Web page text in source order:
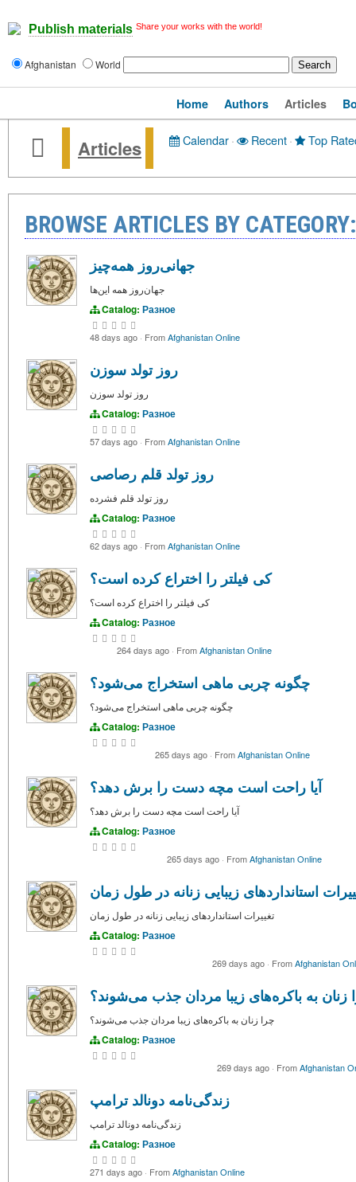
Publish materials Share your works with the world!
Afghanistan World
Home Authors Articles
Articles Calendar· Recent· Top
BROWSE ARTICLES BY
جهانی‌روز همه‌چیز
جهان‌روز همه این‌ها
Catalog: Разное
48 days ago · FromAfghanistan Online
روز تولد سوزن
روز تولد سوزن
Catalog: Разное
57 days ago · FromAfghanistan Online
روز تولد قلم رصاصی
روز تولد قلم فشرده
Catalog: Разное
62 days ago · FromAfghanistan Online
کی فیلتر را اختراع کرده است؟
کی فیلتر را اختراع کرده است؟
Catalog: Разное
264 days ago · FromAfghanistan Online
چگونه چربی ماهی استخراج می‌شود؟
چگونه چربی ماهی استخراج می‌شود؟
Catalog: Разное
265 days ago · FromAfghanistan Online
آیا راحت است مچه دست را برش دهد؟
آیا راحت است مچه دست را برش دهد؟
Catalog: Разное
265 days ago · FromAfghanistan Online
استانداردهای زیبایی زنانه در طول زمان
تغییرات استانداردهای زیبایی زنانه در طول زمان
Catalog: Разное
269 days ago · FromAfghanistan
زنان به باکره‌های زیبا مردان جذب می‌شوند؟
چرا زنان به باکره‌های زیبا مردان جذب می‌شوند؟
Catalog: Разное
269 days ago · FromAfghanistan
زندگی‌نامه دونالد ترامپ
زندگی‌نامه دونالد ترامپ
Catalog: Разное
271 days ago · FromAfghanistan Online